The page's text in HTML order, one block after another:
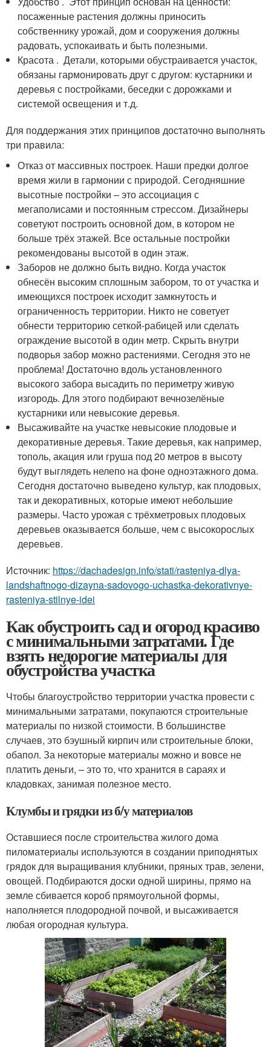
посаженные растения должны приносить
собственнику урожай, дом и сооружения должны
радовать, успокаивать и быть полезными.
Красота . Детали, которыми обустраивается участок,
обязаны гармонировать друг с другом: кустарники и
деревья с постройками, беседки с дорожками и
системой освещения и т.д.
Для поддержания этих принципов достаточно выполнять
три правила:
Отказ от массивных построек. Наши предки долгое
время жили в гармонии с природой. Сегодняшние
высотные постройки – это ассоциация с
мегаполисами и постоянным стрессом. Дизайнеры
советуют построить основной дом, в котором не
больше трёх этажей. Все остальные постройки
рекомендованы высотой в один этаж.
Заборов не должно быть видно. Когда участок
обнесён высоким сплошным забором, то от участка и
имеющихся построек исходит замкнутость и
ограниченность территории. Никто не советует
обнести территорию сеткой-рабицей или сделать
ограждение высотой в один метр. Скрыть внутри
подворья забор можно растениями. Сегодня это не
проблема! Достаточно вдоль установленного
высокого забора высадить по периметру живую
изгородь. Для этого подбирают вечнозелёные
кустарники или невысокие деревья.
Высаживайте на участке невысокие плодовые и
декоративные деревья. Такие деревья, как например,
тополь, акация или груша под 20 метров в высоту
будут выглядеть нелепо на фоне одноэтажного дома.
Сегодня достаточно выведено культур, как плодовых,
так и декоративных, которые имеют небольшие
размеры. Часто урожая с трёхметровых плодовых
деревьев оказывается больше, чем с высокорослых
деревьев.
Источник: https://dachadesign.info/stati/rasteniya-dlya-
landshaftnogo-dizayna-sadovogo-uchastka-dekorativnye-
rasteniya-stilnye-idei
Как обустроить сад и огород красиво
с минимальными затратами. Где
взять недорогие материалы для
обустройства участка
Чтобы благоустройство территории участка провести с
минимальными затратами, покупаются строительные
материалы по низкой стоимости. В большинстве
случаев, это бэушный кирпич или строительные блоки,
обапол. За некоторые материалы можно и вовсе не
платить деньги, – это то, что хранится в сараях и
кладовках, занимая полезное место.
Клумбы и грядки из б/у материалов
Оставшиеся после строительства жилого дома
пиломатериалы используются в создании приподнятых
грядок для выращивания клубники, пряных трав, зелени,
овощей. Подбираются доски одной ширины, прямо на
земле сбивается короб прямоугольной формы,
наполняется плодородной почвой, и высаживается
любая огородная культура.